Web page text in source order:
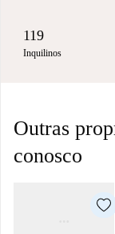
119
Inquilinos
Outras
conosco